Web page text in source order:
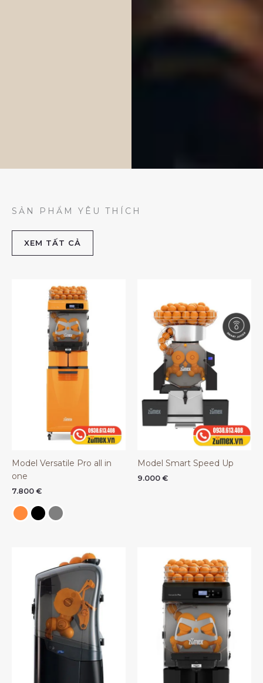
SẢN PHẨM YÊU THÍCH
XEM TẤT CẢ
Model Versatile Pro all in
one
7.800 €
Model Smart Speed Up
9.000 €